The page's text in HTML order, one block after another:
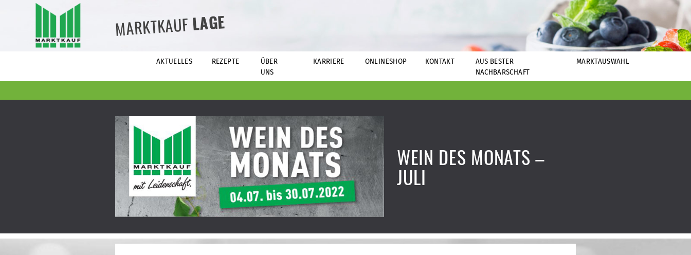
MARKTKAUFLAGE
AKTUELLES REZEPTE
ÜBER
UNS
KARRIERE ONLINESHOP KONTAKT
AUS BESTER
NACHBARSCHAFT
MARKTAUSWAHL
WEIN DES MONATS –
JULI